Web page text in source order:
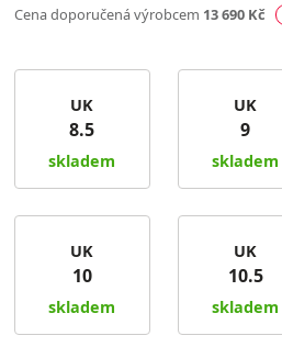
Cena doporučená výrobcem 13 690 Kč
UK
8.5
skladem
UK
9
skladem
UK
10
skladem
UK
10.5
skladem